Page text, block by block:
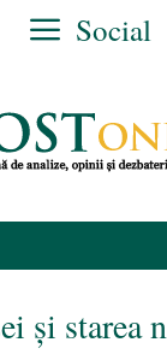
Social
și starea